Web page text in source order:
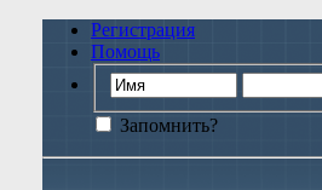
Регистрация
Помощь
Запомнить?